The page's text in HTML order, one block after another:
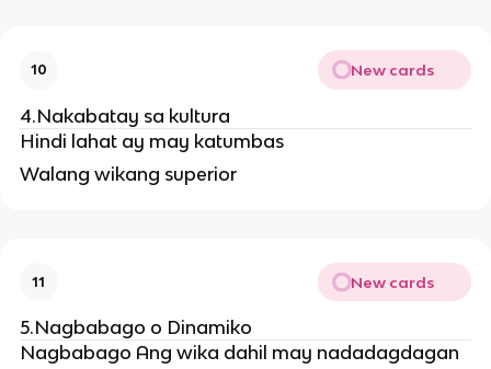
10 New cards
4.Nakabatay sa kultura
Hindi lahat ay may katumbas
Walang wikang superior
11 New cards
5.Nagbabago o Dinamiko
Nagbabago Ang wika dahil may nadadagdagan